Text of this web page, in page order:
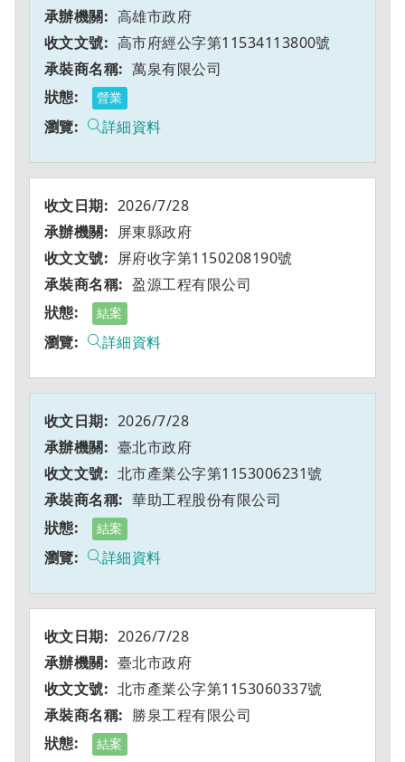
高雄市政府
高市府經公字第11534113800號
萬泉有限公司
營業
詳細資料
2026/7/28
屏東縣政府
屏府收字第1150208190號
盈源工程有限公司
結案
詳細資料
2026/7/28
臺北市政府
北市產業公字第1153006231號
華助工程股份有限公司
結案
詳細資料
2026/7/28
臺北市政府
北市產業公字第1153060337號
勝泉工程有限公司
結案